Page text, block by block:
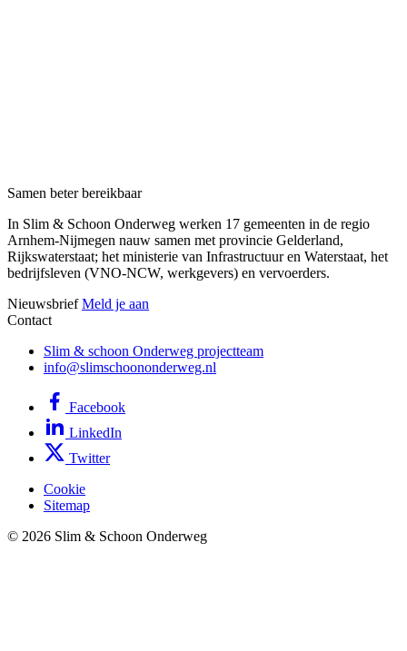
Samen beter bereikbaar
In Slim & Schoon Onderweg werken 17 gemeenten in de regio
Arnhem-Nijmegen nauw samen met provincie Gelderland,
Rijkswaterstaat; het ministerie van Infrastructuur en Waterstaat, het
bedrijfsleven (VNO-NCW, werkgevers) en vervoerders.
Nieuwsbrief Meld je aan
Contact
Slim & schoon Onderweg projectteam
info@slimschoononderweg.nl
Facebook
LinkedIn
Twitter
Cookie
Sitemap
© 2026 Slim & Schoon Onderweg